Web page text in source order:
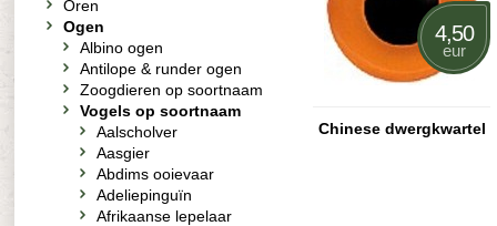
4,50
eur
Chinese dwergkwartel
Oren
Ogen
Albino ogen
Antilope & runder ogen
Zoogdieren op soortnaam
Vogels op soortnaam
Aalscholver
Aasgier
Abdims ooievaar
Adeliepinguïn
Afrikaanse lepelaar